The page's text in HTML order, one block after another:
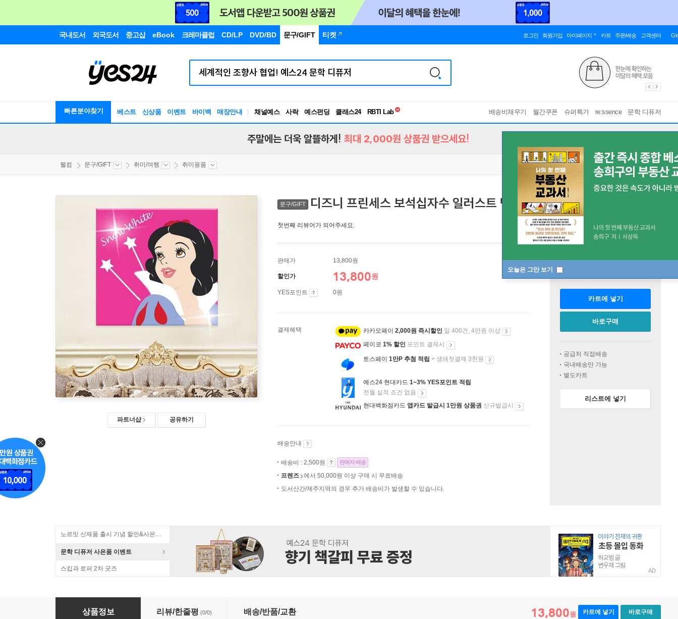
국내도서 외국도서 중고샵 eBook 크레마클럽 CD/LP DVD/BD 문구/GIFT 티켓 로그인 회원가입 마이페이지 카트 주문/배송 고객센터
빠른분야찾기 베스트 신상품 이벤트 바이백 매장안내 채널예스 사락 예스펀딩 클래스24
RBTI Lab
독서유형검사
배송비채우기 월간쿠폰 슈퍼특가 re:ssence 문학 디퓨저
오늘은 그만 보기
주말에는 더욱 알뜰하게! 최대 2,000원 상품권 받으세요!
웰컴 문구/GIFT 취미/여행 취미용품
파트너샵 공유하기
문구/GIFT 디즈니 프린세스 보석십자수 일러스트 백설공주 25X25
첫번째 리뷰어가 되어주세요.
판매가 13,800원
할인가 13,800원
YES포인트 0원
결제혜택 카카오페이 2,000원 즉시할인 일 400건, 4만원 이상
페이코 1% 할인 포인트 결제시
토스페이 1만P 추첨 적립 + 생애첫결제 3천원
예스24 현대카드 1~3% YES포인트 적립
전월 실적 조건 없음
현대백화점카드 앱카드 발급시 1만원 상품권 신규발급시
배송안내
배송비 : 2,500원 판매자 배송
프렌즈
에서 50,000원 이상 구매 시 무료배송
도서산간/제주지역의 경우 추가 배송비가 발생할 수 있습니다.
수량
카트에 넣기
바로구매
공급처 직접배송
국내배송만 가능
별도카트
리스트에 넣기
노르잇 신제품 출시 기념 할인&사은품 증정!
문학 디퓨저 사은품 이벤트
스킵과 로퍼 2차 굿즈 AD
디즈니 프린세스 보석십자수 일러스트 백설공주 25X25
상품정보 리뷰/한줄평 (0/0) 배송/반품/교환 13,800원 카트에 넣기 바로구매